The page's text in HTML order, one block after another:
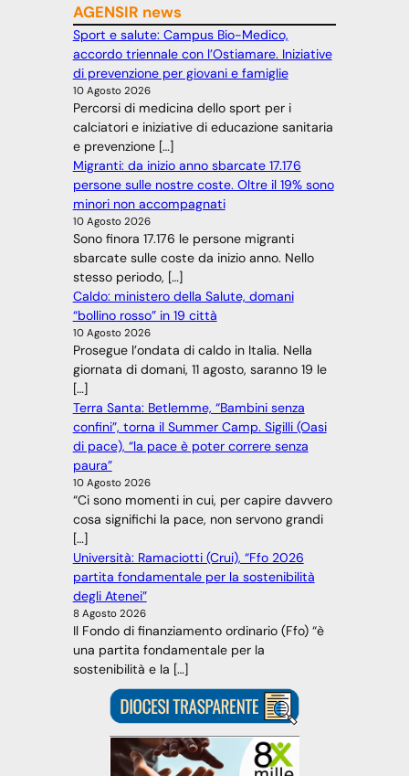
AGENSIR news
Sport e salute: Campus Bio-Medico,
accordo triennale con l’Ostiamare. Iniziative
di prevenzione per giovani e famiglie
10 Agosto 2026
Percorsi di medicina dello sport per i
calciatori e iniziative di educazione sanitaria
e prevenzione […]
Migranti: da inizio anno sbarcate 17.176
persone sulle nostre coste. Oltre il 19% sono
minori non accompagnati
10 Agosto 2026
Sono finora 17.176 le persone migranti
sbarcate sulle coste da inizio anno. Nello
stesso periodo, […]
Caldo: ministero della Salute, domani
“bollino rosso” in 19 città
10 Agosto 2026
Prosegue l’ondata di caldo in Italia. Nella
giornata di domani, 11 agosto, saranno 19 le
[…]
Terra Santa: Betlemme, “Bambini senza
confini”, torna il Summer Camp. Sigilli (Oasi
di pace), “la pace è poter correre senza
paura”
10 Agosto 2026
“Ci sono momenti in cui, per capire davvero
cosa significhi la pace, non servono grandi
[…]
Università: Ramaciotti (Crui), “Ffo 2026
partita fondamentale per la sostenibilità
degli Atenei”
8 Agosto 2026
Il Fondo di finanziamento ordinario (Ffo) “è
una partita fondamentale per la
sostenibilità e la […]